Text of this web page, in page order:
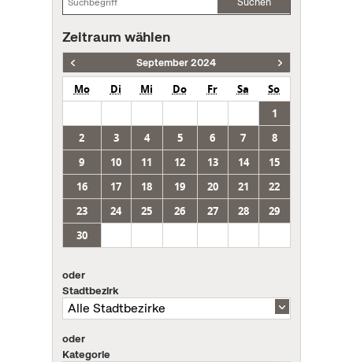
Zeitraum wählen
September 2024
Mo Di Mi Do Fr Sa
So
1
2
3 4 5 6 7
8
9
10 11 12 13 14
15
16
17 18 19 20 21
22
23
24 25 26 27 28
29
30
oder
Stadtbezirk
oder
Kategorie